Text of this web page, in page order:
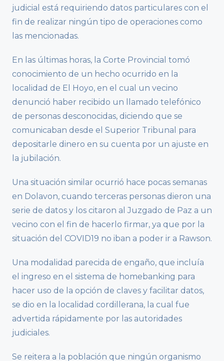
judicial está requiriendo datos particulares con el
fin de realizar ningún tipo de operaciones como
las mencionadas.
En las últimas horas, la Corte Provincial tomó
conocimiento de un hecho ocurrido en la
localidad de El Hoyo, en el cual un vecino
denunció haber recibido un llamado telefónico
de personas desconocidas, diciendo que se
comunicaban desde el Superior Tribunal para
depositarle dinero en su cuenta por un ajuste en
la jubilación.
Una situación similar ocurrió hace pocas semanas
en Dolavon, cuando terceras personas dieron una
serie de datos y los citaron al Juzgado de Paz a un
vecino con el fin de hacerlo firmar, ya que por la
situación del COVID19 no iban a poder ir a Rawson.
Una modalidad parecida de engaño, que incluía
el ingreso en el sistema de homebanking para
hacer uso de la opción de claves y facilitar datos,
se dio en la localidad cordillerana, la cual fue
advertida rápidamente por las autoridades
judiciales.
Se reitera a la población que ningún organismo